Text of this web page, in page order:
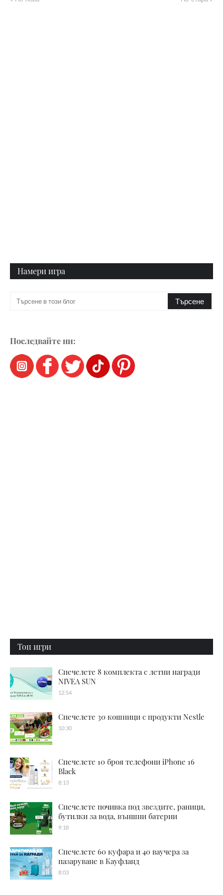
Намери игра
Последвайте ни:
Топ игри
Спечелете 8 комплекта с летни награди
NIVEA SUN
12:54
Спечелете 30 кошници с продукти Nestle
10:30
Спечелете 10 броя телефони iPhone 16
Black
8:13
Спечелете почивка под звездите, раници,
бутилки за вода, външни батерии
9:18
Спечелете 60 куфара и 40 ваучера за
пазаруване в Кауфланд
8:03